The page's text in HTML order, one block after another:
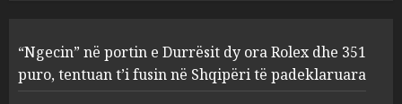
gjykata lë në burg “kimistin” e
laboratorit të kokainës në
Frakull
“Ngecin” në portin e Durrësit dy ora Rolex dhe 351
puro, tentuan t’i fusin në Shqipëri të padeklaruara